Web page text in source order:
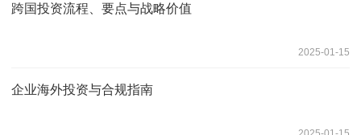
跨国投资流程、要点与战略价值
2025-01-15
企业海外投资与合规指南